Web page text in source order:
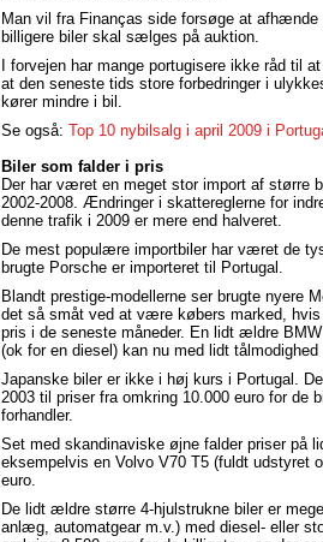
Man vil fra Finanças side forsøge at
billigere biler skal sælges på auktion.
I forvejen har mange portugisere ikke råd til
at den seneste tids store forbedringer i
kører mindre i bil.
Se også: Top 10 nybilsalg i april 2009 i
Biler som falder i pris
Der har været en meget stor import af større
2002-2008. Ændringer i skattereglerne for
denne trafik i 2009 er mere end halveret.
De mest populære importbiler har været de
brugte Porsche er importeret til Portugal.
Blandt prestige-modellerne ser brugte nyere
det så småt ved at være købers marked,
pris i de seneste måneder. En lidt ældre
(ok for en diesel) kan nu med lidt
Japanske biler er ikke i høj kurs i Portugal.
2003 til priser fra omkring 10.000 euro for de
forhandler.
Set med skandinaviske øjne falder priser på
eksempelvis en Volvo V70 T5 (fuldt udstyret
euro.
De lidt ældre større 4-hjulstrukne biler er
anlæg, automatgear m.v.) med diesel- eller